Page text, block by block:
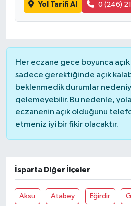
Yol Tarifi Al 0 (246)
Her eczane gece boyunca açık
sadece gerektiğinde açık
beklenmedik durumlar
gelemeyebilir. Bu nedenle,
eczanenin açık olduğunu
etmeniz iyi bir fikir olacaktır.
İsparta Diğer İlçeler
Aksu Atabey Eğirdir